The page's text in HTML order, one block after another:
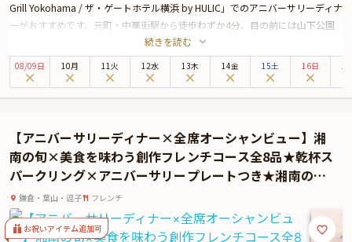
Grill Yokohama / ザ・ゲートホテル横浜 by HULIC」でのアニバーサリーディナ
ーがおすすめです。元町・中華街駅から徒歩わずか4分、目の前には山下公園
と横浜の海が広がる絶好のロケーション。
ご案内するテーブル席からは夕暮れから夜へと移ろう景色が望め、まるで異国
に訪れたかのような情緒あふれる空間で、特別なひとときをお過ごしいただけ
材をふんだんに使った全4品のコース。シェフが素材の旨みを丁寧に引き出し
た前菜1皿・メイン2皿・デザート1皿を、好みに合わせて組み合わせてお楽し
みいただけます。
またディナーの締めくくりには、想いを込めたメッセージ付きのデザートプレ
ートをご用意。記念日を共に祝うその一瞬に、さりげなく心を伝える演出を添
えます。
続きを読む
08/09日 10月 11火 12水 13木 14金 15土 16日
【アニバーサリーディナー×全席オーシャンビュー】湘
南の旬×美食を味わう創作フレンチコース全8品★乾杯ス
パークリング×アニバーサリープレートつき★湘南の波
音に包まれて心に残るひとときを
鎌倉・葉山・逗子 フレンチ
お祝いアイテム追加可